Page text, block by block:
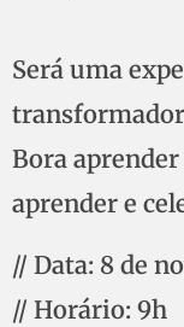
Será uma
Bora
aprender e
// Data: 8 de
// Horário: 9h